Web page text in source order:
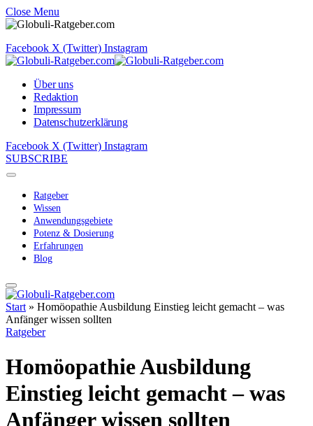
Close Menu
Facebook X (Twitter) Instagram
Über uns
Redaktion
Impressum
Datenschutzerklärung
Facebook X (Twitter) Instagram
SUBSCRIBE
Ratgeber
Wissen
Anwendungsgebiete
Potenz & Dosierung
Erfahrungen
Blog
Start » Homöopathie Ausbildung Einstieg leicht gemacht – was
Anfänger wissen sollten
Ratgeber
Homöopathie Ausbildung
Einstieg leicht gemacht – was
Anfänger wissen sollten